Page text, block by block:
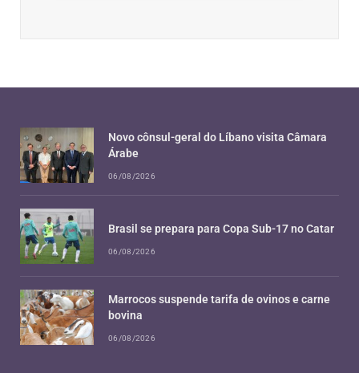
Novo cônsul-geral do Líbano visita Câmara
Árabe
06/08/2026
Brasil se prepara para Copa Sub-17 no Catar
06/08/2026
Marrocos suspende tarifa de ovinos e carne
bovina
06/08/2026